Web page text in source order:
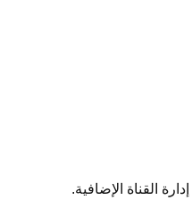
القناة الإضافية.